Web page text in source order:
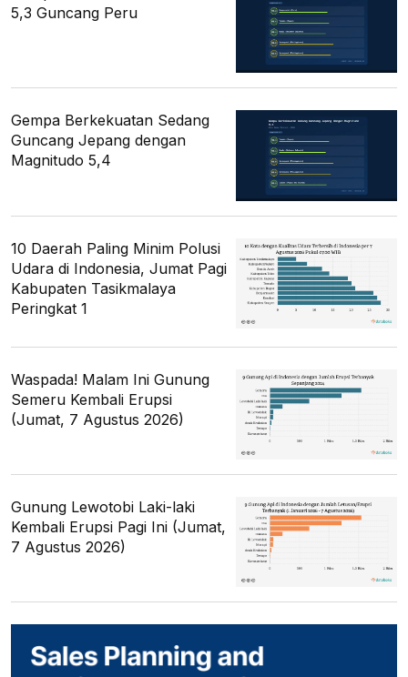
5,3 Guncang Peru
Gempa Berkekuatan Sedang
Guncang Jepang dengan
Magnitudo 5,4
10 Daerah Paling Minim Polusi
Udara di Indonesia, Jumat Pagi
Kabupaten Tasikmalaya
Peringkat 1
Waspada! Malam Ini Gunung
Semeru Kembali Erupsi
(Jumat, 7 Agustus 2026)
Gunung Lewotobi Laki-laki
Kembali Erupsi Pagi Ini (Jumat,
7 Agustus 2026)